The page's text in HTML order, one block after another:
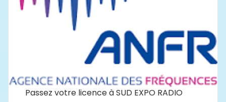
Passez votre licence à SUD EXPO RADIO